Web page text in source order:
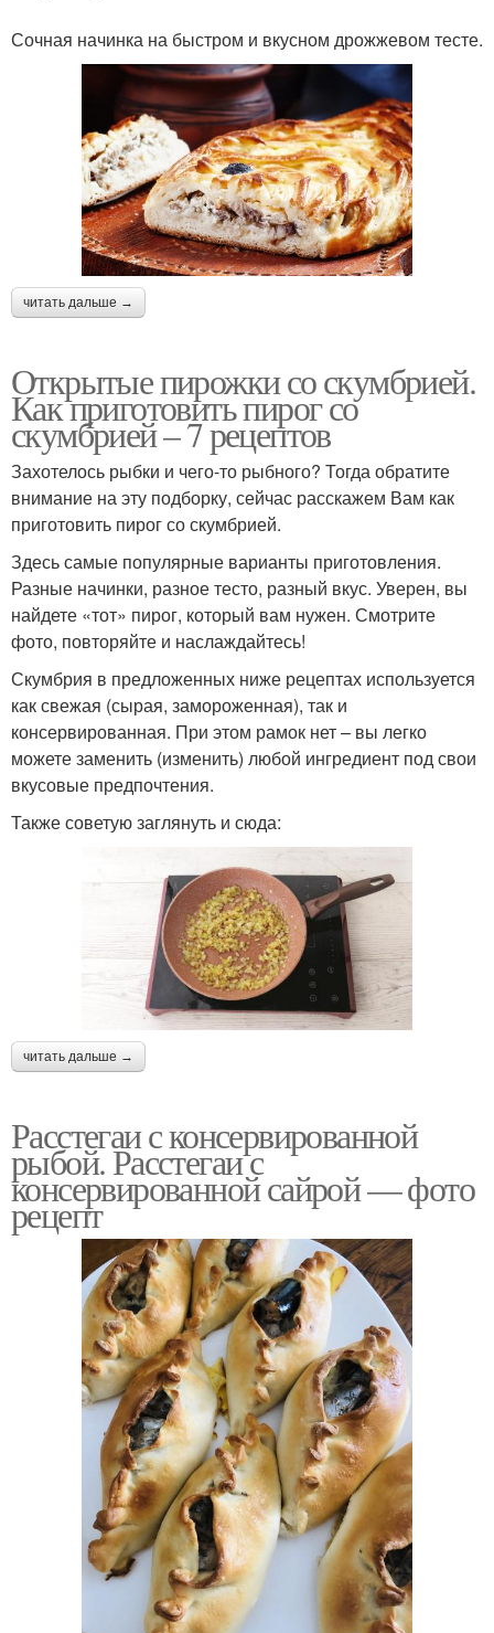
Сочная начинка на быстром и вкусном дрожжевом тесте.
читать дальше →
Открытые пирожки со скумбрией.
Как приготовить пирог со
скумбрией – 7 рецептов
Захотелось рыбки и чего-то рыбного? Тогда обратите
внимание на эту подборку, сейчас расскажем Вам как
приготовить пирог со скумбрией.
Здесь самые популярные варианты приготовления.
Разные начинки, разное тесто, разный вкус. Уверен, вы
найдете «тот» пирог, который вам нужен. Смотрите
фото, повторяйте и наслаждайтесь!
Скумбрия в предложенных ниже рецептах используется
как свежая (сырая, замороженная), так и
консервированная. При этом рамок нет – вы легко
можете заменить (изменить) любой ингредиент под свои
вкусовые предпочтения.
Также советую заглянуть и сюда:
читать дальше →
Расстегаи с консервированной
рыбой. Расстегаи с
консервированной сайрой — фото
рецепт